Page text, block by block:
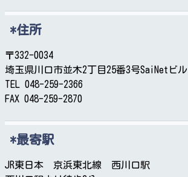
住所
〒332-0034
埼玉県川口市並木2丁目25番3号SaiNetビル
TEL 048-259-2366
FAX 048-259-2870
最寄駅
JR東日本 京浜東北線 西川口駅